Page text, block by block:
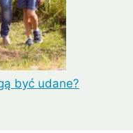
być udane?